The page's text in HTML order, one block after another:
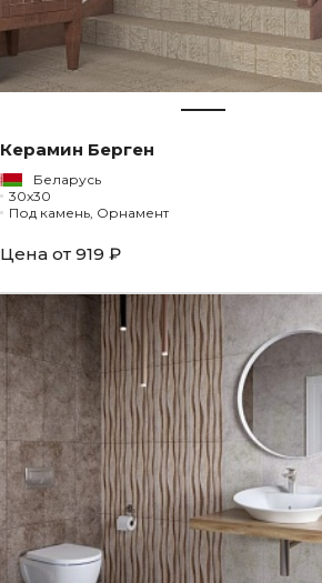
Керамин Берген
Беларусь
30x30
Под камень, Орнамент
Цена от 919 ₽